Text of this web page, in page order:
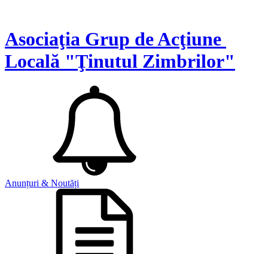
Asociaţia Grup de Acţiune
Locală "Ţinutul Zimbrilor"
Anunțuri & Noutăți